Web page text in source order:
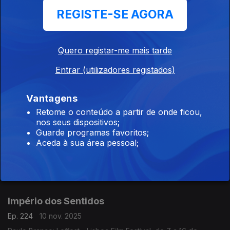
novembro, programação do dia 13 de novembro; Nuno Nunes:
Teatro Lilith, encenação de Nuno Nunes com Diana Narciso e
Hugo Inácio. ...
Império dos Sentidos
Paulo Branco 04: Leffest - Lisboa Film Festival, de 7 a 16 de
Concerto Antena 2 - Quinteto Ricardo Coelho, 12/11, 9h00 no
Liceu Camões, apresentação do disco Kohelet
Império dos Sentidos
11 nov. 2025
dança e performance) de 11nov a 19 dez
Império dos Sentidos
Ep. 224
10 nov. 2025
REGISTE-SE AGORA
Quero registar-me mais tarde
Entrar (utilizadores registados)
Vantagens
Retome o conteúdo a partir de onde ficou,
nos seus dispositivos;
Guarde programas favoritos;
Aceda à sua área pessoal;